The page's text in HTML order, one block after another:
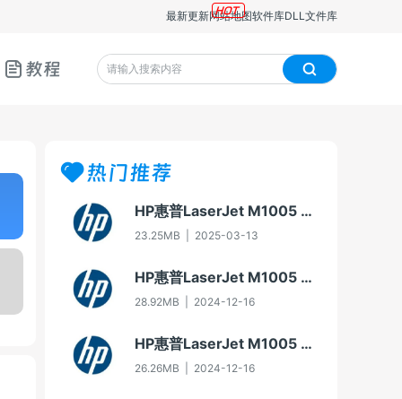
最新更新网站地图软件库DLL文件库
教程
热门推荐
HP惠普LaserJet M1005 MFP多功能一体机即插即用驱动20070326版For Win7
23.25MB 2025-03-13
HP惠普LaserJet M1005 MFP多功能一体机驱动20060913版For Win2000/XP
28.92MB 2024-12-16
HP惠普LaserJet M1005 MFP多功能一体机即插即用驱动20070326版For Vista
26.26MB 2024-12-16